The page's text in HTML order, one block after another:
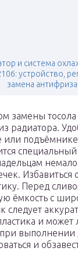
и система
устройство,
замена антифриза
замены тосола
радиатора.
или
немало
Избавиться
Перед
ёмкость с
следует
и может
и